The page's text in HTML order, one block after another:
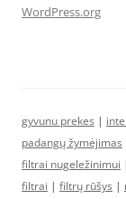
WordPress.org
gyvunu prekes |
padangų žymėjimas
filtrai nugeležinimui
filtrai | filtrų rūšys |